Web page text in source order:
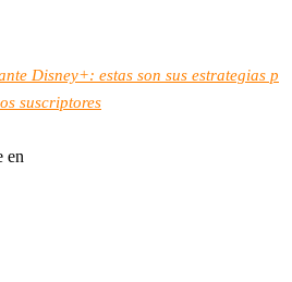
Disney+: estas son sus estrategias p
suscriptores
en